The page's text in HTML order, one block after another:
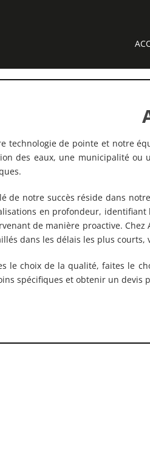
technologie de pointe et notre
des eaux, une municipalité ou
de notre succès réside dans
en profondeur, identifiant
de manière proactive. Chez
dans les délais les plus
le choix de la qualité, faites le
spécifiques et obtenir un devis